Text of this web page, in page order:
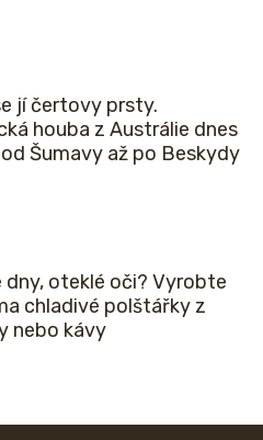
jí čertovy prsty.
houba z Austrálie dnes
Šumavy až po Beskydy
dny, oteklé oči? Vyrobte
chladivé polštářky z
nebo kávy